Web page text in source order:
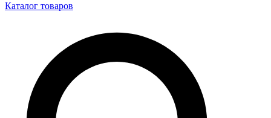
Каталог товаров